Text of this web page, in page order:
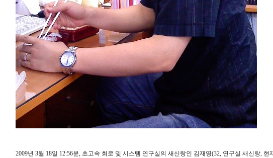
2009년 3월 18일 12:56분, 초고속 회로 및 시스템 연구실의 새신랑인 김재영(32, 연구실 새신랑,